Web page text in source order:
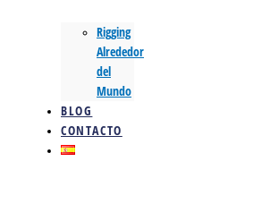
Rigging
Alrededor
del
Mundo
BLOG
CONTACTO